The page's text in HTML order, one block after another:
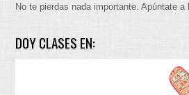
No te pierdas nada importante. Apúntate
DOY CLASES EN: